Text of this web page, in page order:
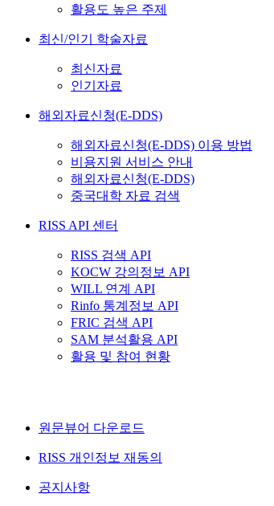
활용도 높은 주제
최신/인기 학술자료
최신자료
인기자료
해외자료신청(E-DDS)
해외자료신청(E-DDS) 이용 방법
비용지원 서비스 안내
해외자료신청(E-DDS)
중국대학 자료 검색
RISS API 센터
RISS 검색 API
KOCW 강의정보 API
WILL 연계 API
Rinfo 통계정보 API
FRIC 검색 API
SAM 분석활용 API
활용 및 참여 현황
원문뷰어 다운로드
RISS 개인정보 재동의
공지사항